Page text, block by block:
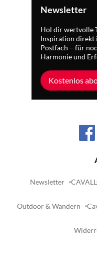
Newsletter
Hol dir wertvolle
Inspiration direkt
Postfach – für
Harmonie und
Kostenlos
Newsletter
Outdoor & Wandern